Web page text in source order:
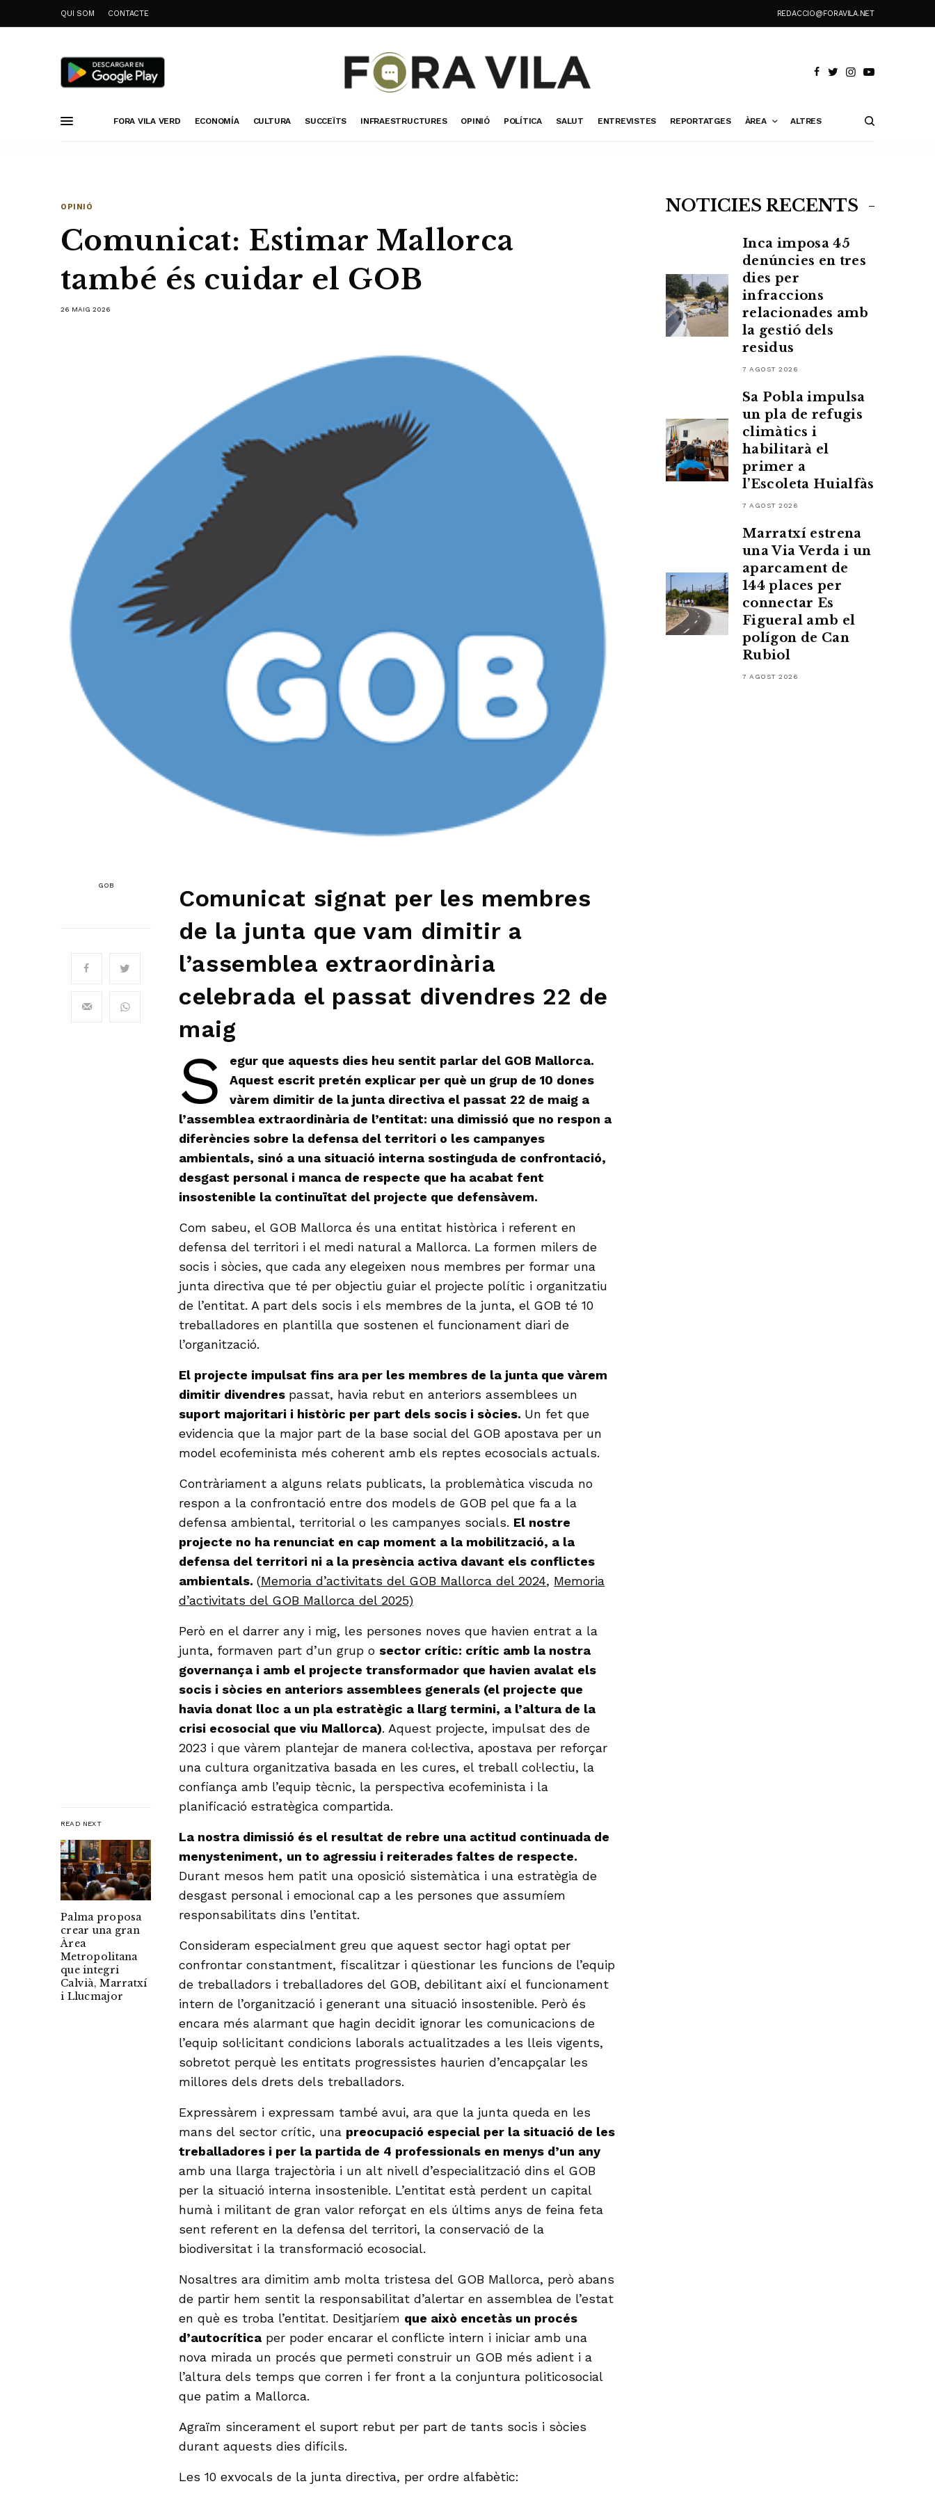
QUI SOM CONTACTE REDACCIO@FORAVILA.NET
FORA VILA VERD ECONOMÍA CULTURA SUCCEÏTS INFRAESTRUCTURES OPINIÓ POLÍTICA SALUT ENTREVISTES REPORTATGES ÀREA ALTRES
OPINIÓ
Comunicat: Estimar Mallorca
també és cuidar el GOB
26 MAIG 2026
GOB
READ NEXT
Palma proposa
crear una gran
Àrea
Metropolitana
que integri
Calvià, Marratxí
i Llucmajor
Comunicat signat per les membres
de la junta que vam dimitir a
l’assemblea extraordinària
celebrada el passat divendres 22 de
maig
S
egur que aquests dies heu sentit parlar del GOB Mallorca.
Aquest escrit pretén explicar per què un grup de 10 dones
vàrem dimitir de la junta directiva el passat 22 de maig a
l’assemblea extraordinària de l’entitat: una dimissió que no respon a
diferències sobre la defensa del territori o les campanyes
ambientals, sinó a una situació interna sostinguda de confrontació,
desgast personal i manca de respecte que ha acabat fent
insostenible la continuïtat del projecte que defensàvem.
Com sabeu, el GOB Mallorca és una entitat històrica i referent en
defensa del territori i el medi natural a Mallorca. La formen milers de
socis i sòcies, que cada any elegeixen nous membres per formar una
junta directiva que té per objectiu guiar el projecte polític i organitzatiu
de l’entitat. A part dels socis i els membres de la junta, el GOB té 10
treballadores en plantilla que sostenen el funcionament diari de
l’organització.
El projecte impulsat fins ara per les membres de la junta que vàrem
dimitir divendres passat, havia rebut en anteriors assemblees un
suport majoritari i històric per part dels socis i sòcies. Un fet que
evidencia que la major part de la base social del GOB apostava per un
model ecofeminista més coherent amb els reptes ecosocials actuals.
Contràriament a alguns relats publicats, la problemàtica viscuda no
respon a la confrontació entre dos models de GOB pel que fa a la
defensa ambiental, territorial o les campanyes socials. El nostre
projecte no ha renunciat en cap moment a la mobilització, a la
defensa del territori ni a la presència activa davant els conflictes
ambientals.(Memoria d’activitats del GOB Mallorca del 2024, Memoria
d’activitats del GOB Mallorca del 2025)
Però en el darrer any i mig, les persones noves que havien entrat a la
junta, formaven part d’un grup o sector crític: crític amb la nostra
governança i amb el projecte transformador que havien avalat els
socis i sòcies en anteriors assemblees generals (el projecte que
havia donat lloc a un pla estratègic a llarg termini, a l’altura de la
crisi ecosocial que viu Mallorca). Aquest projecte, impulsat des de
2023 i que vàrem plantejar de manera col·lectiva, apostava per reforçar
una cultura organitzativa basada en les cures, el treball col·lectiu, la
confiança amb l’equip tècnic, la perspectiva ecofeminista i la
planificació estratègica compartida.
La nostra dimissió és el resultat de rebre una actitud continuada de
menysteniment, un to agressiu i reiterades faltes de respecte.
Durant mesos hem patit una oposició sistemàtica i una estratègia de
desgast personal i emocional cap a les persones que assumíem
responsabilitats dins l’entitat.
Consideram especialment greu que aquest sector hagi optat per
confrontar constantment, fiscalitzar i qüestionar les funcions de l’equip
de treballadors i treballadores del GOB, debilitant així el funcionament
intern de l’organització i generant una situació insostenible. Però és
encara més alarmant que hagin decidit ignorar les comunicacions de
l’equip sol·licitant condicions laborals actualitzades a les lleis vigents,
sobretot perquè les entitats progressistes haurien d’encapçalar les
millores dels drets dels treballadors.
Expressàrem i expressam també avui, ara que la junta queda en les
mans del sector crític, una preocupació especial per la situació de les
treballadores i per la partida de 4 professionals en menys d’un any
amb una llarga trajectòria i un alt nivell d’especialització dins el GOB
per la situació interna insostenible. L’entitat està perdent un capital
humà i militant de gran valor reforçat en els últims anys de feina feta
sent referent en la defensa del territori, la conservació de la
biodiversitat i la transformació ecosocial.
Nosaltres ara dimitim amb molta tristesa del GOB Mallorca, però abans
de partir hem sentit la responsabilitat d’alertar en assemblea de l’estat
en què es troba l’entitat. Desitjaríem que això encetàs un procés
d’autocrítica per poder encarar el conflicte intern i iniciar amb una
nova mirada un procés que permeti construir un GOB més adient i a
l’altura dels temps que corren i fer front a la conjuntura politicosocial
que patim a Mallorca.
Agraïm sincerament el suport rebut per part de tants socis i sòcies
durant aquests dies difícils.
Les 10 exvocals de la junta directiva, per ordre alfabètic:
NOTÍCIES RECENTS
Inca imposa 45
denúncies en tres
dies per
infraccions
relacionades amb
la gestió dels
residus
7 AGOST 2026
Sa Pobla impulsa
un pla de refugis
climàtics i
habilitarà el
primer a
l’Escoleta Huialfàs
7 AGOST 2026
Marratxí estrena
una Via Verda i un
aparcament de
144 places per
connectar Es
Figueral amb el
polígon de Can
Rubiol
7 AGOST 2026